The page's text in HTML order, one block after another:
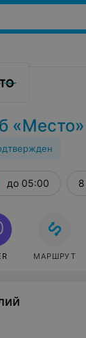
«Место»
до 05:00
МАРШРУТ